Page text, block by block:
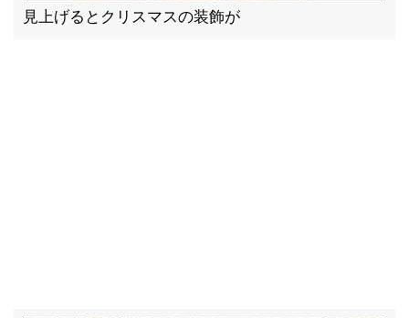
見上げるとクリスマスの装飾が